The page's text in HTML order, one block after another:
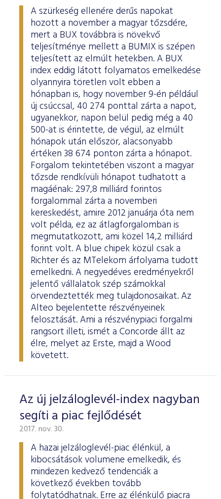
A szürkeség ellenére derűs napokat
hozott a november a magyar tőzsdére,
mert a BUX továbbra is növekvő
teljesítménye mellett a BUMIX is szépen
teljesített az elmúlt hetekben. A BUX
index eddig látott folyamatos emelkedése
olyannyira töretlen volt ebben a
hónapban is, hogy november 9-én például
új csúccsal, 40 274 ponttal zárta a napot,
ugyanekkor, napon belül pedig még a 40
500-at is érintette, de végül, az elmúlt
hónapok után először, alacsonyabb
értéken 38 674 ponton zárta a hónapot.
Forgalom tekintetében viszont a magyar
tőzsde rendkívüli hónapot tudhatott a
magáénak: 297,8 milliárd forintos
forgalommal zárta a novemberi
kereskedést, amire 2012 januárja óta nem
volt példa, ez az átlagforgalomban is
megmutatkozott, ami közel 14,2 milliárd
forint volt. A blue chipek közül csak a
Richter és az MTelekom árfolyama tudott
emelkedni. A negyedéves eredményekről
jelentő vállalatok szép számokkal
örvendeztették meg tulajdonosaikat. Az
Alteo bejelentette részvényeinek
felosztását. Ami a részvénypiaci forgalmi
rangsort illeti, ismét a Concorde állt az
élre, melyet az Erste, majd a Wood
követett.
Az új jelzáloglevél-index nagyban
segíti a piac fejlődését
2017. nov. 30.
A hazai jelzáloglevél-piac élénkül, a
kibocsátások volumene emelkedik, és
mindezen kedvező tendenciák a
következő években tovább
folytatódhatnak. Erre az élénkülő piacra